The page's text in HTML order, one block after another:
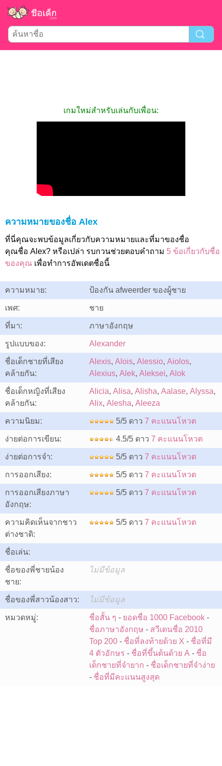
เกมใหม่สำหรับเล่นกับเพื่อน:
ความหมายของชื่อ Alex
ที่นี่คุณจะพบข้อมูลเกี่ยวกับความหมายและที่มาของชื่อ
คุณชื่อ Alex? หรือเปล่า รบกวนช่วยตอบคำถาม 5 ข้อเกี่ยวกับชื่อ
ของคุณ เพื่อทำการอัพเดตชื่อนี้
ความหมาย: ป้องกัน afweerder ของผู้ชาย
เพศ: ชาย
ที่มา: ภาษาอังกฤษ
รูปแบบของ: Alexander
ชื่อเด็กชายที่เสียง
คล้ายกัน:
Alexis, Alois, Alessio, Aiolos,
Alexius, Alek, Aleksei, Alok
ชื่อเด็กหญิงที่เสียง
คล้ายกัน:
Alicia, Alisa, Alisha, Aalase, Alyssa,
Alix, Alesha, Aleeza
ความนิยม: 5/5 ดาว 7 คะแนนโหวต
ง่ายต่อการเขียน: 4.5/5 ดาว 7 คะแนนโหวต
ง่ายต่อการจำ: 5/5 ดาว 7 คะแนนโหวต
การออกเสียง: 5/5 ดาว 7 คะแนนโหวต
การออกเสียงภาษา
อังกฤษ:
5/5 ดาว 7 คะแนนโหวต
ความคิดเห็นจากชาว
ต่างชาติ:
5/5 ดาว 7 คะแนนโหวต
ชื่อเล่น:
ชื่อของพี่ชายน้อง
ชาย:
ไม่มีข้อมูล
ชื่อของพี่สาวน้องสาว: ไม่มีข้อมูล
หมวดหมู่: ชื่อสั้น ๆ - ยอดชื่อ 1000 Facebook -
ชื่อภาษาอังกฤษ - สวีเดนชื่อ 2010
Top 200 - ชื่อที่ลงท้ายด้วย X - ชื่อที่มี
4 ตัวอักษร - ชื่อที่ขึ้นต้นด้วย A - ชื่อ
เด็กชายที่จำยาก - ชื่อเด็กชายที่จำง่าย
- ชื่อที่มีคะแนนสูงสุด